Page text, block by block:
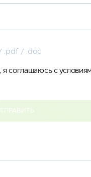
.pdf / .doc
соглашаюсь с